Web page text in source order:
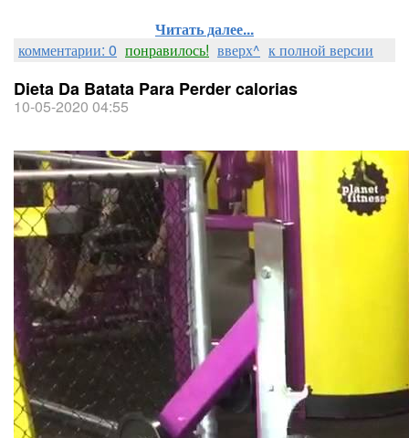
Читать далее...
комментарии: 0 понравилось! вверх^ к полной версии
Dieta Da Batata Para Perder calorias
10-05-2020 04:55